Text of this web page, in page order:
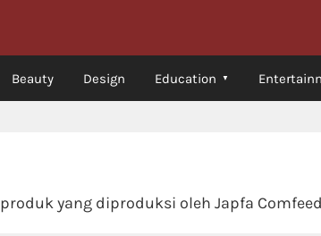
Beauty Design Education
yang diproduksi oleh Japfa